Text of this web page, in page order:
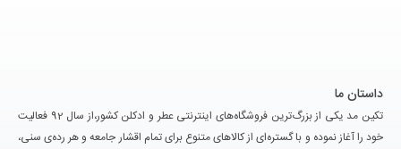
داستان ما
تکین مد یکی از بزرگ‌ترین فروشگاه‌های اینترنتی عطر و ادکلن کشور،از سال 92 فعالیت
خود را آغاز نموده و با گستره‌ای از کالاهای متنوع برای تمام اقشار جامعه و هر رده‌ی سنی،